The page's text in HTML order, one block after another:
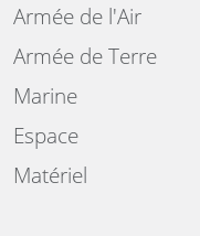
Armée de l'Air
Armée de Terre
Marine
Espace
Matériel